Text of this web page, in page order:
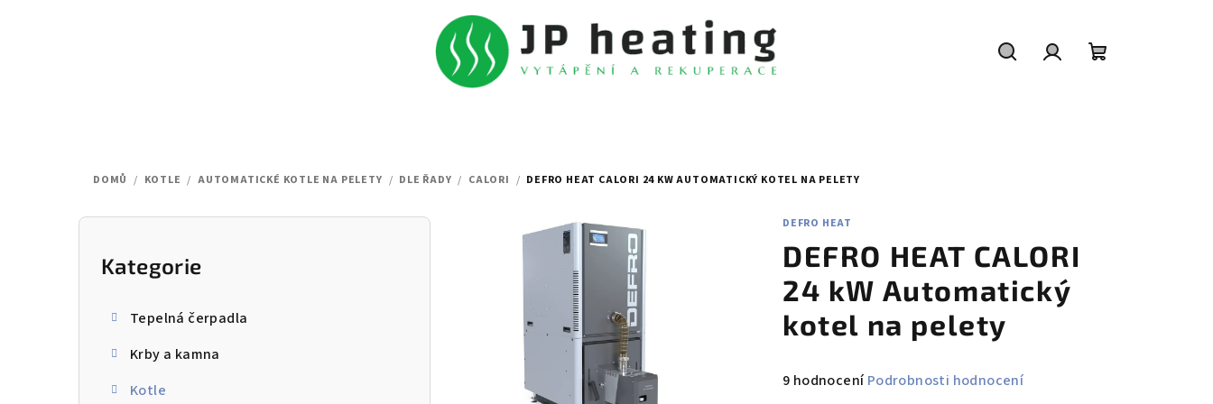
DOMŮ / KOTLE / AUTOMATICKÉ KOTLE NA PELETY / DLE ŘADY / CALORI / DEFRO HEAT CALORI 24 KW AUTOMATICKÝ KOTEL NA PELETY
P
Přeskočit
kategorie
Kategorie
Tepelná čerpadla
Krby a kamna
Kotle
DEFRO HEAT
DEFRO HEAT CALORI
24 kW Automatický
kotel na pelety
Průměrné
9 hodnocení Podrobnosti hodnocení